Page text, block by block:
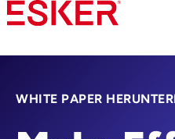
Skip
to
content
WHITE PAPER